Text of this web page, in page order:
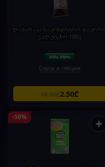
ლაბარაკა-საკონდიტრო დეკორი,
უგლუტენო 100გ
Соусы и специи
10.50₾2.50₾
-50% +